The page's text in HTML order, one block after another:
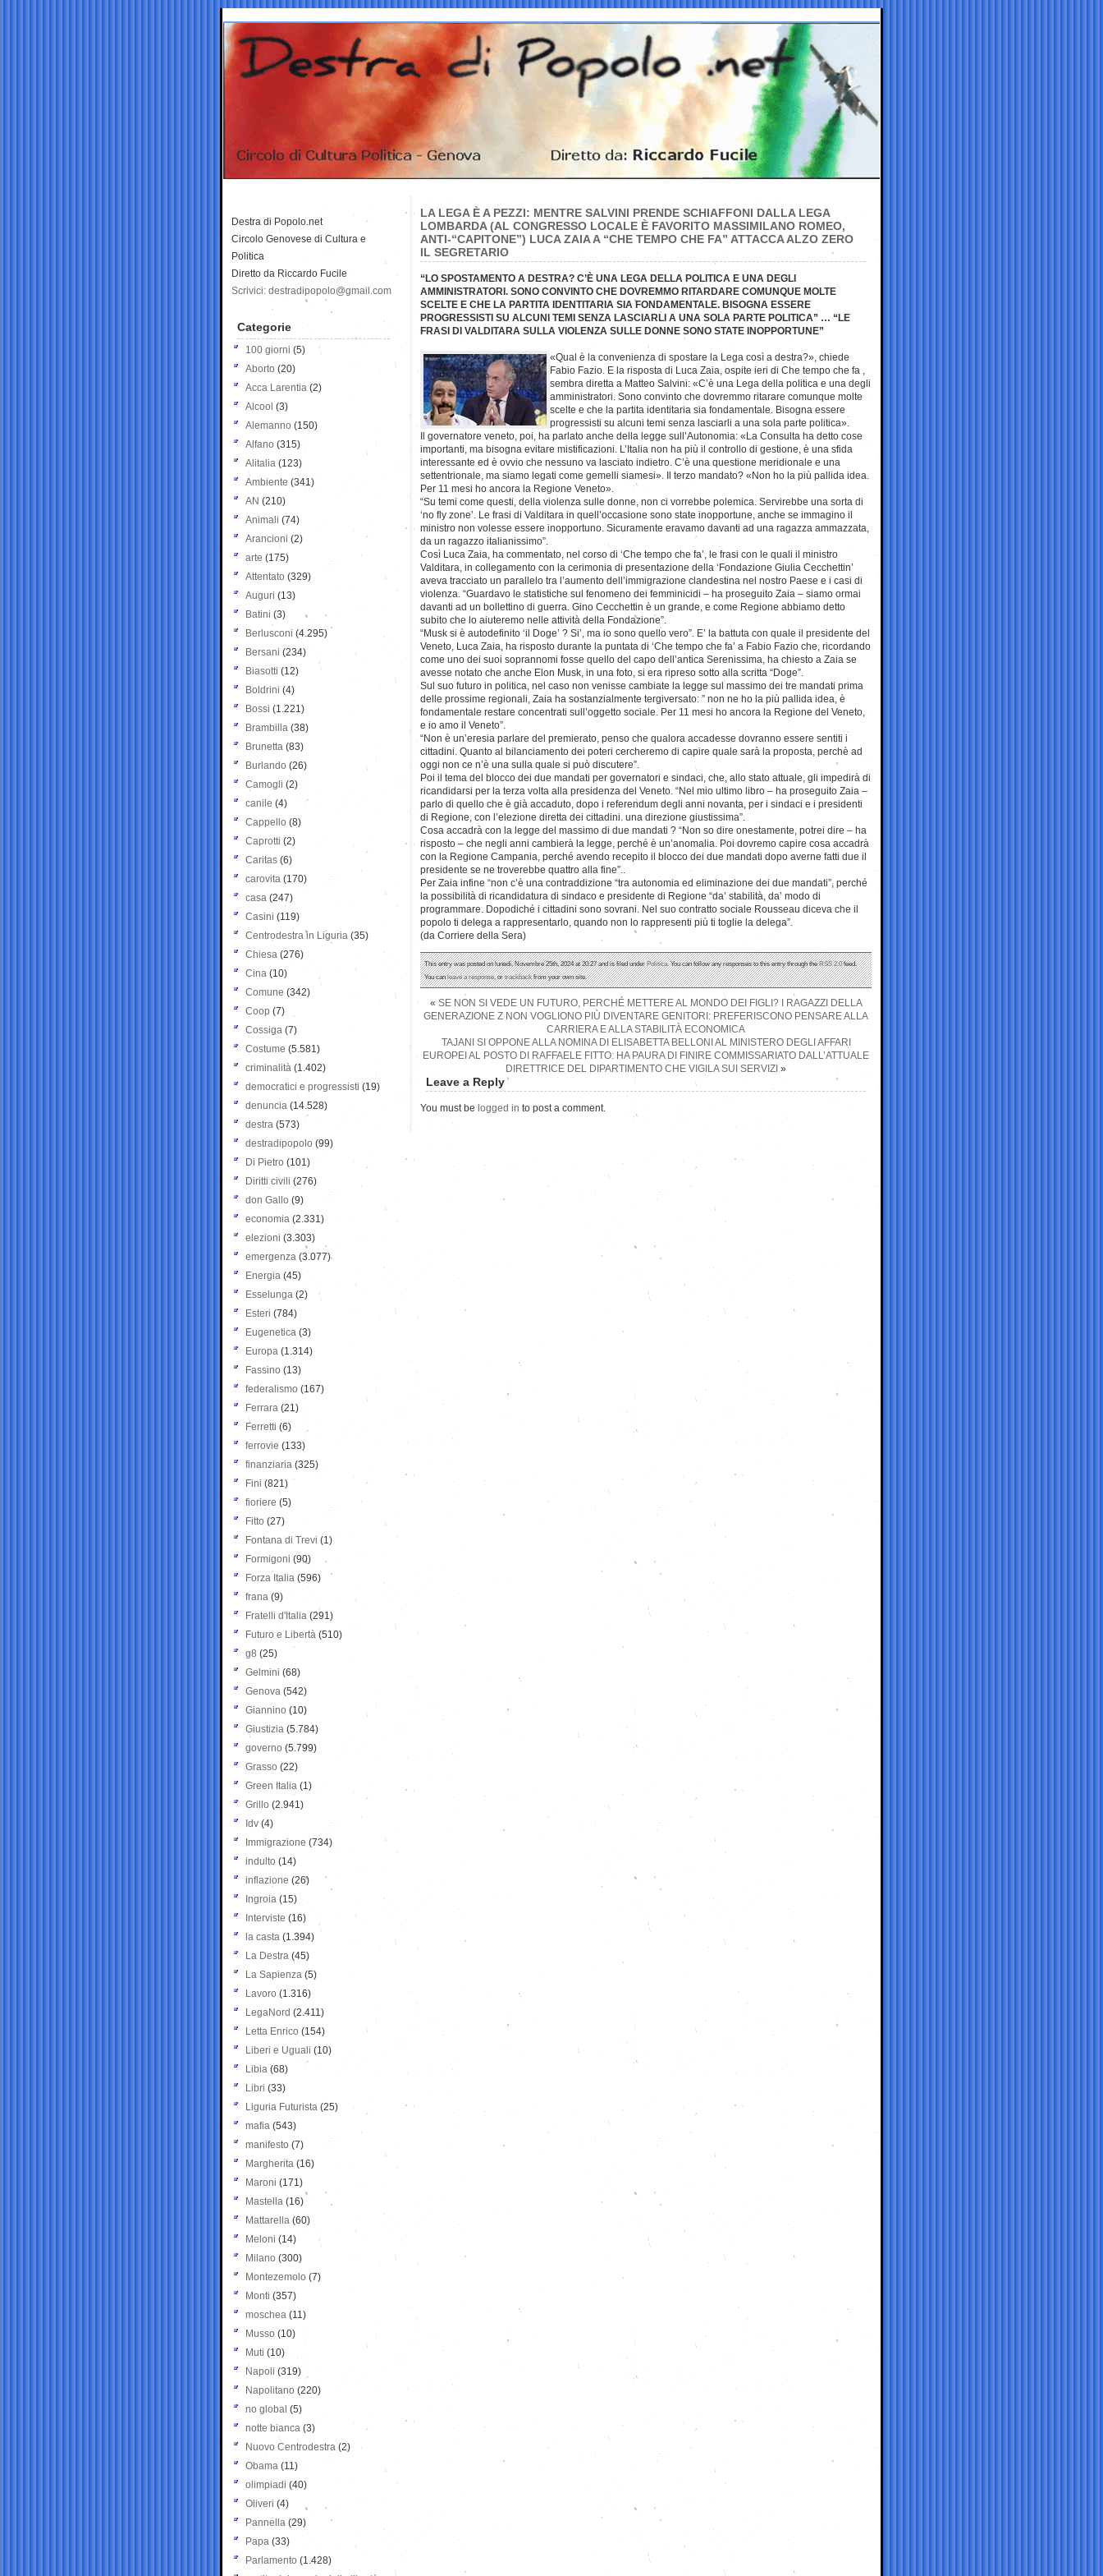
LA LEGA È A PEZZI: MENTRE SALVINI PRENDE SCHIAFFONI DALLA LEGA
LOMBARDA (AL CONGRESSO LOCALE È FAVORITO MASSIMILANO ROMEO,
ANTI-“CAPITONE”) LUCA ZAIA A “CHE TEMPO CHE FA” ATTACCA ALZO ZERO
IL SEGRETARIO
“LO SPOSTAMENTO A DESTRA? C’È UNA LEGA DELLA POLITICA E UNA DEGLI
AMMINISTRATORI. SONO CONVINTO CHE DOVREMMO RITARDARE COMUNQUE MOLTE
SCELTE E CHE LA PARTITA IDENTITARIA SIA FONDAMENTALE. BISOGNA ESSERE
PROGRESSISTI SU ALCUNI TEMI SENZA LASCIARLI A UNA SOLA PARTE POLITICA” … “LE
FRASI DI VALDITARA SULLA VIOLENZA SULLE DONNE SONO STATE INOPPORTUNE”
«Qual è la convenienza di spostare la Lega così a destra?», chiede
Fabio Fazio. E la risposta di Luca Zaia, ospite ieri di Che tempo che fa ,
sembra diretta a Matteo Salvini: «C’è una Lega della politica e una degli
amministratori. Sono convinto che dovremmo ritarare comunque molte
scelte e che la partita identitaria sia fondamentale. Bisogna essere
progressisti su alcuni temi senza lasciarli a una sola parte politica».
Il governatore veneto, poi, ha parlato anche della legge sull’Autonomia: «La Consulta ha detto cose
importanti, ma bisogna evitare mistificazioni. L’Italia non ha più il controllo di gestione, è una sfida
interessante ed è ovvio che nessuno va lasciato indietro. C’è una questione meridionale e una
settentrionale, ma siamo legati come gemelli siamesi». Il terzo mandato? «Non ho la più pallida idea.
Per 11 mesi ho ancora la Regione Veneto».
“Su temi come questi, della violenza sulle donne, non ci vorrebbe polemica. Servirebbe una sorta di
‘no fly zone’. Le frasi di Valditara in quell’occasione sono state inopportune, anche se immagino il
ministro non volesse essere inopportuno. Sicuramente eravamo davanti ad una ragazza ammazzata,
da un ragazzo italianissimo”.
Così Luca Zaia, ha commentato, nel corso di ‘Che tempo che fa’, le frasi con le quali il ministro
Valditara, in collegamento con la cerimonia di presentazione della ‘Fondazione Giulia Cecchettin’
aveva tracciato un parallelo tra l’aumento dell’immigrazione clandestina nel nostro Paese e i casi di
violenza. “Guardavo le statistiche sul fenomeno dei femminicidi – ha proseguito Zaia – siamo ormai
davanti ad un bollettino di guerra. Gino Cecchettin è un grande, e come Regione abbiamo detto
subito che lo aiuteremo nelle attività della Fondazione”.
“Musk si è autodefinito ‘il Doge’ ? Si’, ma io sono quello vero”. E’ la battuta con quale il presidente del
Veneto, Luca Zaia, ha risposto durante la puntata di ‘Che tempo che fa’ a Fabio Fazio che, ricordando
come uno dei suoi soprannomi fosse quello del capo dell’antica Serenissima, ha chiesto a Zaia se
avesse notato che anche Elon Musk, in una foto, si era ripreso sotto alla scritta “Doge”.
Sul suo futuro in politica, nel caso non venisse cambiate la legge sul massimo dei tre mandati prima
delle prossime regionali, Zaia ha sostanzialmente tergiversato: ” non ne ho la più pallida idea, è
fondamentale restare concentrati sull’oggetto sociale. Per 11 mesi ho ancora la Regione del Veneto,
e io amo il Veneto”.
“Non è un’eresia parlare del premierato, penso che qualora accadesse dovranno essere sentiti i
cittadini. Quanto al bilanciamento dei poteri cercheremo di capire quale sarà la proposta, perchè ad
oggi non ce n’è una sulla quale si può discutere”.
Poi il tema del blocco dei due mandati per governatori e sindaci, che, allo stato attuale, gli impedirà di
ricandidarsi per la terza volta alla presidenza del Veneto. “Nel mio ultimo libro – ha proseguito Zaia –
parlo di quello che è già accaduto, dopo i referendum degli anni novanta, per i sindaci e i presidenti
di Regione, con l’elezione diretta dei cittadini. una direzione giustissima”.
Cosa accadrà con la legge del massimo di due mandati ? “Non so dire onestamente, potrei dire – ha
risposto – che negli anni cambierà la legge, perché è un’anomalia. Poi dovremo capire cosa accadrà
con la Regione Campania, perché avendo recepito il blocco dei due mandati dopo averne fatti due il
presidente se ne troverebbe quattro alla fine”..
Per Zaia infine “non c’è una contraddizione “tra autonomia ed eliminazione dei due mandati”, perché
la possibilità di ricandidatura di sindaco e presidente di Regione “da’ stabilità, da’ modo di
programmare. Dopodiché i cittadini sono sovrani. Nel suo contratto sociale Rousseau diceva che il
popolo ti delega a rappresentarlo, quando non lo rappresenti più ti toglie la delega”.
(da Corriere della Sera)
This entry was posted on lunedì, Novembre 25th, 2024 at 20:27 and is filed underPolitica. You can follow any responses to this entry through theRSS 2.0feed.
You canleave a response, ortrackbackfrom your own site.
« SE NON SI VEDE UN FUTURO, PERCHÉ METTERE AL MONDO DEI FIGLI? I RAGAZZI DELLA
GENERAZIONE Z NON VOGLIONO PIÙ DIVENTARE GENITORI: PREFERISCONO PENSARE ALLA
CARRIERA E ALLA STABILITÀ ECONOMICA
TAJANI SI OPPONE ALLA NOMINA DI ELISABETTA BELLONI AL MINISTERO DEGLI AFFARI
EUROPEI AL POSTO DI RAFFAELE FITTO: HA PAURA DI FINIRE COMMISSARIATO DALL’ATTUALE
DIRETTRICE DEL DIPARTIMENTO CHE VIGILA SUI SERVIZI »
Leave a Reply
You must be logged in to post a comment.
Destra di Popolo.net
Circolo Genovese di Cultura e
Politica
Diretto da Riccardo Fucile
Scrivici: destradipopolo@gmail.com
Categorie
100 giorni (5)
Aborto (20)
Acca Larentia (2)
Alcool (3)
Alemanno (150)
Alfano (315)
Alitalia (123)
Ambiente (341)
AN (210)
Animali (74)
Arancioni (2)
arte (175)
Attentato (329)
Auguri (13)
Batini (3)
Berlusconi (4.295)
Bersani (234)
Biasotti (12)
Boldrini (4)
Bossi (1.221)
Brambilla (38)
Brunetta (83)
Burlando (26)
Camogli (2)
canile (4)
Cappello (8)
Caprotti (2)
Caritas (6)
carovita (170)
casa (247)
Casini (119)
Centrodestra in Liguria (35)
Chiesa (276)
Cina (10)
Comune (342)
Coop (7)
Cossiga (7)
Costume (5.581)
criminalità (1.402)
democratici e progressisti (19)
denuncia (14.528)
destra (573)
destradipopolo (99)
Di Pietro (101)
Diritti civili (276)
don Gallo (9)
economia (2.331)
elezioni (3.303)
emergenza (3.077)
Energia (45)
Esselunga (2)
Esteri (784)
Eugenetica (3)
Europa (1.314)
Fassino (13)
federalismo (167)
Ferrara (21)
Ferretti (6)
ferrovie (133)
finanziaria (325)
Fini (821)
fioriere (5)
Fitto (27)
Fontana di Trevi (1)
Formigoni (90)
Forza Italia (596)
frana (9)
Fratelli d'Italia (291)
Futuro e Libertà (510)
g8 (25)
Gelmini (68)
Genova (542)
Giannino (10)
Giustizia (5.784)
governo (5.799)
Grasso (22)
Green Italia (1)
Grillo (2.941)
Idv (4)
Immigrazione (734)
indulto (14)
inflazione (26)
Ingroia (15)
Interviste (16)
la casta (1.394)
La Destra (45)
La Sapienza (5)
Lavoro (1.316)
LegaNord (2.411)
Letta Enrico (154)
Liberi e Uguali (10)
Libia (68)
Libri (33)
Liguria Futurista (25)
mafia (543)
manifesto (7)
Margherita (16)
Maroni (171)
Mastella (16)
Mattarella (60)
Meloni (14)
Milano (300)
Montezemolo (7)
Monti (357)
moschea (11)
Musso (10)
Muti (10)
Napoli (319)
Napolitano (220)
no global (5)
notte bianca (3)
Nuovo Centrodestra (2)
Obama (11)
olimpiadi (40)
Oliveri (4)
Pannella (29)
Papa (33)
Parlamento (1.428)